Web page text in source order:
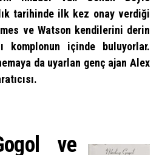
tarihinde ilk kez onay verdiği
ve Watson kendilerini derin
komplonun içinde buluyorlar.
da uyarlan genç ajan Alex
ve